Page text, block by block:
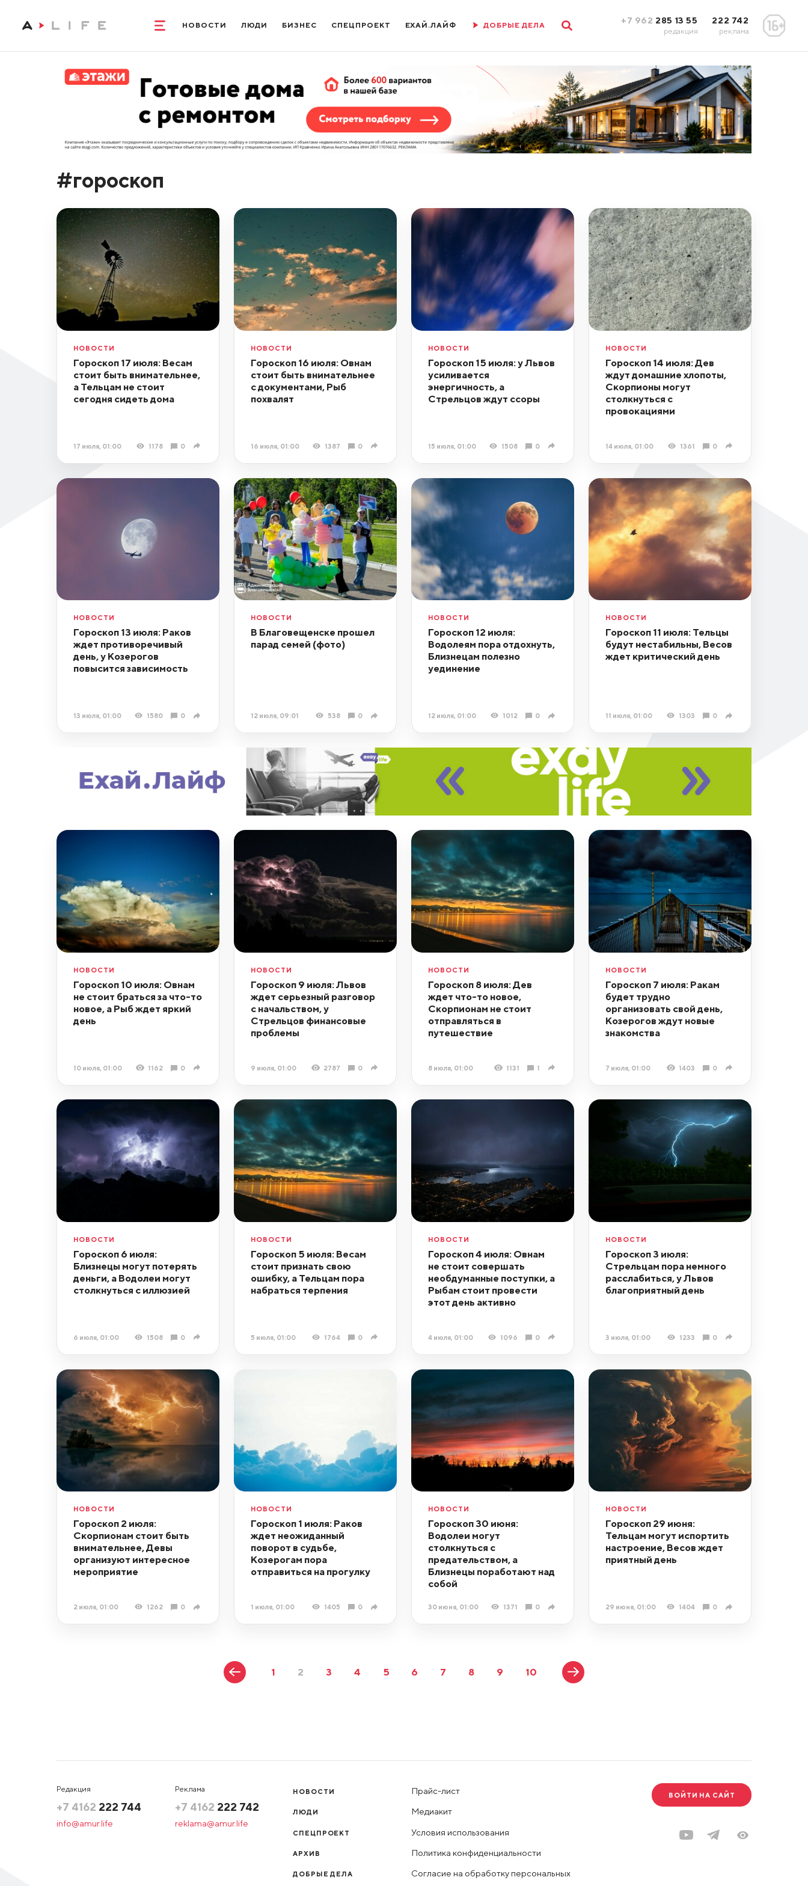
НОВОСТИ ЛЮДИ БИЗНЕС СПЕЦПРОЕКТ ЕХАЙ.ЛАЙФ ДОБРЫЕ ДЕЛА +7 962 285 13 55
редакция
222 742
реклама
#гороскоп
НОВОСТИ
Гороскоп 17 июля: Весам
стоит быть внимательнее,
а Тельцам не стоит
сегодня сидеть дома
17 июля, 01:00 1178 0
НОВОСТИ
Гороскоп 16 июля: Овнам
стоит быть внимательнее
с документами, Рыб
похвалят
16 июля, 01:00 1387 0
НОВОСТИ
Гороскоп 15 июля: у Львов
усиливается
энергичность, а
Стрельцов ждут ссоры
15 июля, 01:00 1508 0
НОВОСТИ
Гороскоп 14 июля: Дев
ждут домашние хлопоты,
Скорпионы могут
столкнуться с
провокациями
14 июля, 01:00 1361 0
НОВОСТИ
Гороскоп 13 июля: Раков
ждет противоречивый
день, у Козерогов
повысится зависимость
13 июля, 01:00 1580 0
НОВОСТИ
В Благовещенске прошел
парад семей (фото)
12 июля, 09:01 538 0
НОВОСТИ
Гороскоп 12 июля:
Водолеям пора отдохнуть,
Близнецам полезно
уединение
12 июля, 01:00 1012 0
НОВОСТИ
Гороскоп 11 июля: Тельцы
будут нестабильны, Весов
ждет критический день
11 июля, 01:00 1303 0
НОВОСТИ
Гороскоп 10 июля: Овнам
не стоит браться за что-то
новое, а Рыб ждет яркий
день
10 июля, 01:00 1162 0
НОВОСТИ
Гороскоп 9 июля: Львов
ждет серьезный разговор
с начальством, у
Стрельцов финансовые
проблемы
9 июля, 01:00 2787 0
НОВОСТИ
Гороскоп 8 июля: Дев
ждет что-то новое,
Скорпионам не стоит
отправляться в
путешествие
8 июля, 01:00 1131 1
НОВОСТИ
Гороскоп 7 июля: Ракам
будет трудно
организовать свой день,
Козерогов ждут новые
знакомства
7 июля, 01:00 1403 0
НОВОСТИ
Гороскоп 6 июля:
Близнецы могут потерять
деньги, а Водолеи могут
столкнуться с иллюзией
6 июля, 01:00 1508 0
НОВОСТИ
Гороскоп 5 июля: Весам
стоит признать свою
ошибку, а Тельцам пора
набраться терпения
5 июля, 01:00 1764 0
НОВОСТИ
Гороскоп 4 июля: Овнам
не стоит совершать
необдуманные поступки, а
Рыбам стоит провести
этот день активно
4 июля, 01:00 1096 0
НОВОСТИ
Гороскоп 3 июля:
Стрельцам пора немного
расслабиться, у Львов
благоприятный день
3 июля, 01:00 1233 0
НОВОСТИ
Гороскоп 2 июля:
Скорпионам стоит быть
внимательнее, Девы
организуют интересное
мероприятие
2 июля, 01:00 1262 0
НОВОСТИ
Гороскоп 1 июля: Раков
ждет неожиданный
поворот в судьбе,
Козерогам пора
отправиться на прогулку
1 июля, 01:00 1405 0
НОВОСТИ
Гороскоп 30 июня:
Водолеи могут
столкнуться с
предательством, а
Близнецы поработают над
собой
30 июня, 01:00 1371 0
НОВОСТИ
Гороскоп 29 июня:
Тельцам могут испортить
настроение, Весов ждет
приятный день
29 июня, 01:00 1404 0
1 2 3 4 5 6 7 8 9 10
Редакция
+7 4162 222 744
info@amur.life
Реклама
+7 4162 222 742
reklama@amur.life
НОВОСТИ
ЛЮДИ
СПЕЦПРОЕКТ
АРХИВ
ДОБРЫЕ ДЕЛА
Прайс-лист
Медиакит
Условия использования
Политика конфиденциальности
Согласие на обработку персональных
ВОЙТИ НА САЙТ